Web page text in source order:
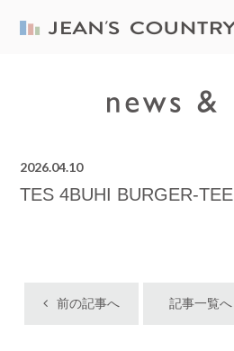
2026.04.10
TES 4BUHI BURGER-TEE
前の記事へ 記事一覧へ